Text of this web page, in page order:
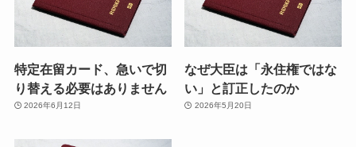
特定在留カード、急いで切
り替える必要はありません
2026年6月12日
なぜ大臣は「永住権ではな
い」と訂正したのか
2026年5月20日